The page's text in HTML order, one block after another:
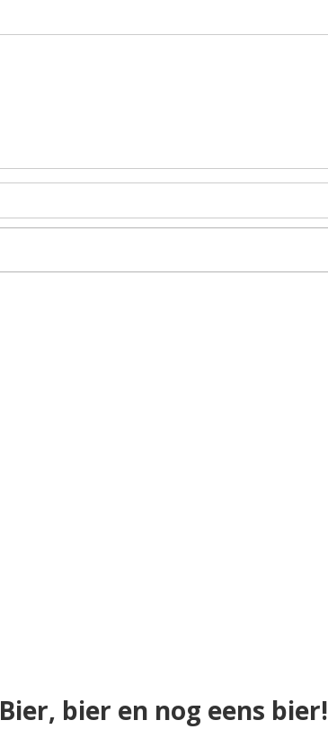
Bier, bier en nog eens bier!